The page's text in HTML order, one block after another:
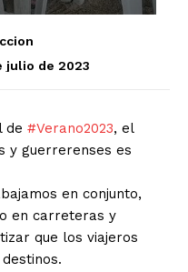
julio de 2023
de #Verano2023, el
y guerrerenses es
en conjunto,
en carreteras y
que los viajeros